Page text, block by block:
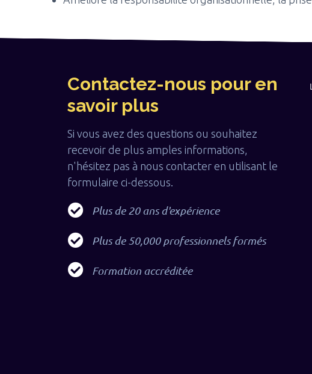
Contactez-nous pour en
savoir plus
Si vous avez des questions ou souhaitez
recevoir de plus amples informations,
n'hésitez pas à nous contacter en utilisant le
formulaire ci-dessous.
Plus de 20 ans d'expérience
Plus de 50,000 professionnels formés
Formation accréditée